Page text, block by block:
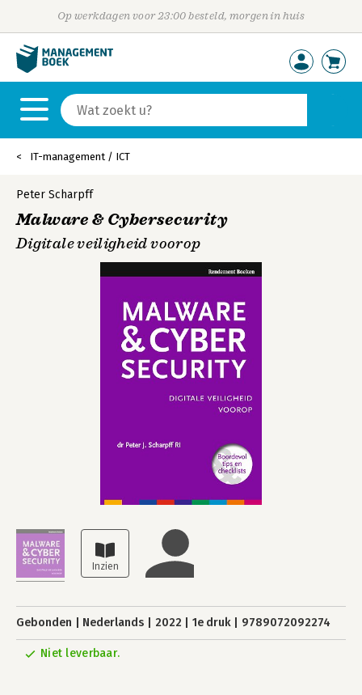
Op werkdagen voor 23:00 besteld, morgen in huis
IT-management / ICT
Peter Scharpff
Malware & Cybersecurity
Digitale veiligheid voorop
Gebonden Nederlands 2022 1e druk 9789072092274
Niet leverbaar.